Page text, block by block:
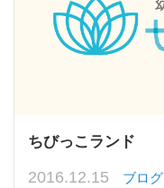
ちびっこランド
2016.12.15 ブログ